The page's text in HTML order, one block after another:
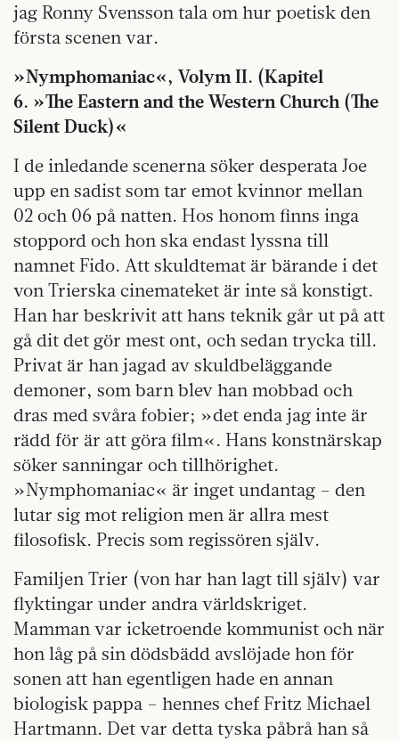
jag Ronny Svensson tala om hur poetisk den
första scenen var.
»Nymphomaniac«, Volym II. (Kapitel
6. »The Eastern and the Western Church (The
Silent Duck)«
I de inledande scenerna söker desperata Joe
upp en sadist som tar emot kvinnor mellan
02 och 06 på natten. Hos honom finns inga
stoppord och hon ska endast lyssna till
namnet Fido. Att skuldtemat är bärande i det
von Trierska cinemateket är inte så konstigt.
Han har beskrivit att hans teknik går ut på att
gå dit det gör mest ont, och sedan trycka till.
Privat är han jagad av skuldbeläggande
demoner, som barn blev han mobbad och
dras med svåra fobier; »det enda jag inte är
rädd för är att göra film«. Hans konstnärskap
söker sanningar och tillhörighet.
»Nymphomaniac« är inget undantag – den
lutar sig mot religion men är allra mest
filosofisk. Precis som regissören själv.
Familjen Trier (von har han lagt till själv) var
flyktingar under andra världskriget.
Mamman var icketroende kommunist och när
hon låg på sin dödsbädd avslöjade hon för
sonen att han egentligen hade en annan
biologisk pappa – hennes chef Fritz Michael
Hartmann. Det var detta tyska påbrå han så